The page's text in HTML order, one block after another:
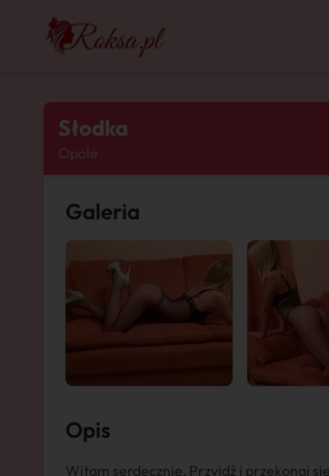
Słodka
Opole
Galeria
Opis
Witam serdecznie, Przyjdź i przekonaj